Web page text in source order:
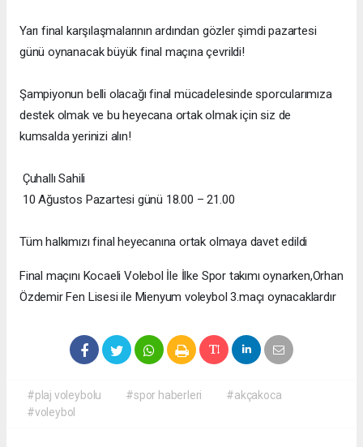
Yarı final karşılaşmalarının ardından gözler şimdi pazartesi
günü oynanacak büyük final maçına çevrildi!
Şampiyonun belli olacağı final mücadelesinde sporcularımıza
destek olmak ve bu heyecana ortak olmak için siz de
kumsalda yerinizi alın!
Çuhallı Sahili
10 Ağustos Pazartesi günü 18.00 – 21.00
Tüm halkımızı final heyecanına ortak olmaya davet edildi
Final maçını Kocaeli Volebol İle İlke Spor takımı oynarken,Orhan
Özdemir Fen Lisesi ile Mienyum voleybol 3.maçı oynacaklardır
#plaj voleybolu #spor haberleri
#akçakoca
#voleybol